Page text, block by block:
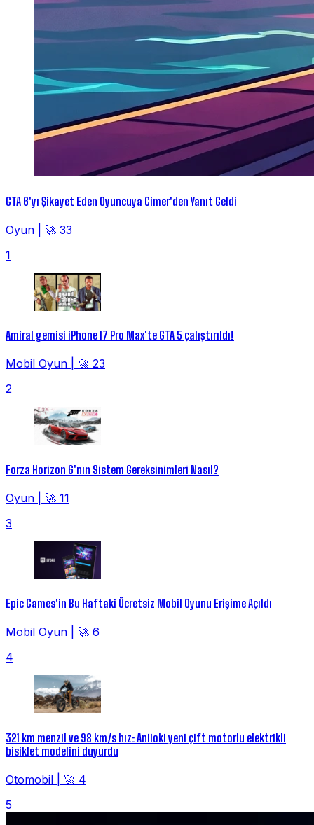
GTA 6'yı Şikayet Eden Oyuncuya Cimer'den Yanıt Geldi
Oyun
🚀 33
1
Amiral gemisi iPhone 17 Pro Max'te GTA 5 çalıştırıldı!
Mobil Oyun
🚀 23
2
Forza Horizon 6'nın Sistem Gereksinimleri Nasıl?
Oyun
🚀 11
3
Epic Games'in Bu Haftaki Ücretsiz Mobil Oyunu Erişime Açıldı
Mobil Oyun
🚀 6
4
321 km menzil ve 98 km/s hız: Aniioki yeni çift motorlu elektrikli
bisiklet modelini duyurdu
Otomobil
🚀 4
5